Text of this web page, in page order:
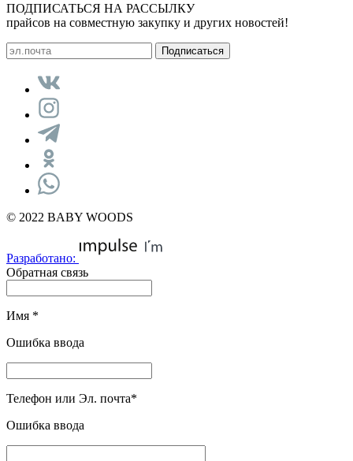
ПОДПИСАТЬСЯ НА РАССЫЛКУ
прайсов на совместную закупку и других новостей!
© 2022 BABY WOODS
Разработано:
Обратная связь
Имя *
Ошибка ввода
Телефон или Эл. почта*
Ошибка ввода